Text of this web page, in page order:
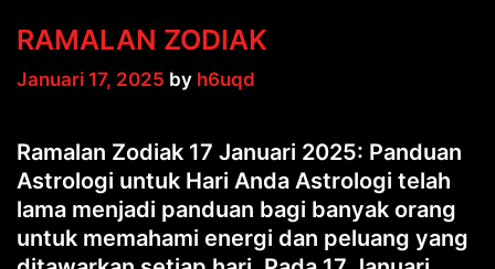
RAMALAN ZODIAK
Januari 17, 2025 by h6uqd
Ramalan Zodiak 17 Januari 2025: Panduan
Astrologi untuk Hari Anda Astrologi telah
lama menjadi panduan bagi banyak orang
untuk memahami energi dan peluang yang